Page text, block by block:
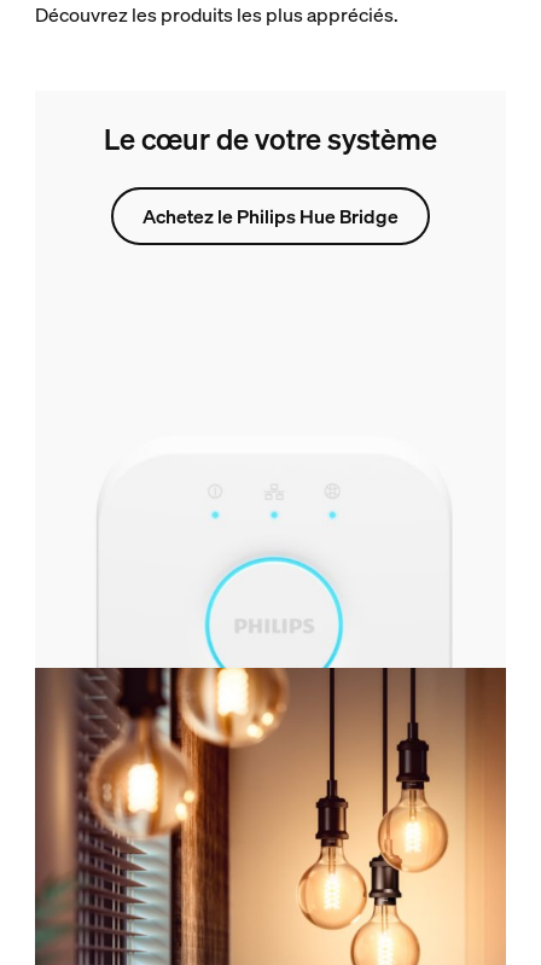
Découvrez les produits les plus appréciés.
Le cœur de votre système
Achetez le Philips Hue Bridge